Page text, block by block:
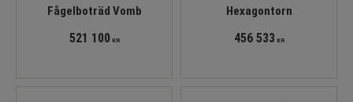
Fågelboträd Vomb
521 100KR
Hexagontorn
456 533 KR